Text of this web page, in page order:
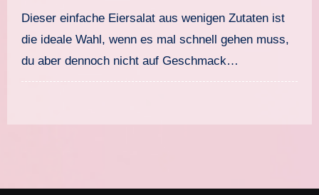
Dieser einfache Eiersalat aus wenigen Zutaten ist
die ideale Wahl, wenn es mal schnell gehen muss,
du aber dennoch nicht auf Geschmack…